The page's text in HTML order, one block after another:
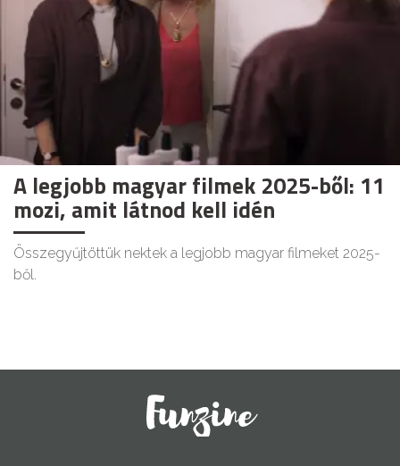
A legjobb magyar filmek 2025-ből: 11
mozi, amit látnod kell idén
Összegyűjtöttük nektek a legjobb magyar filmeket 2025-
ből.